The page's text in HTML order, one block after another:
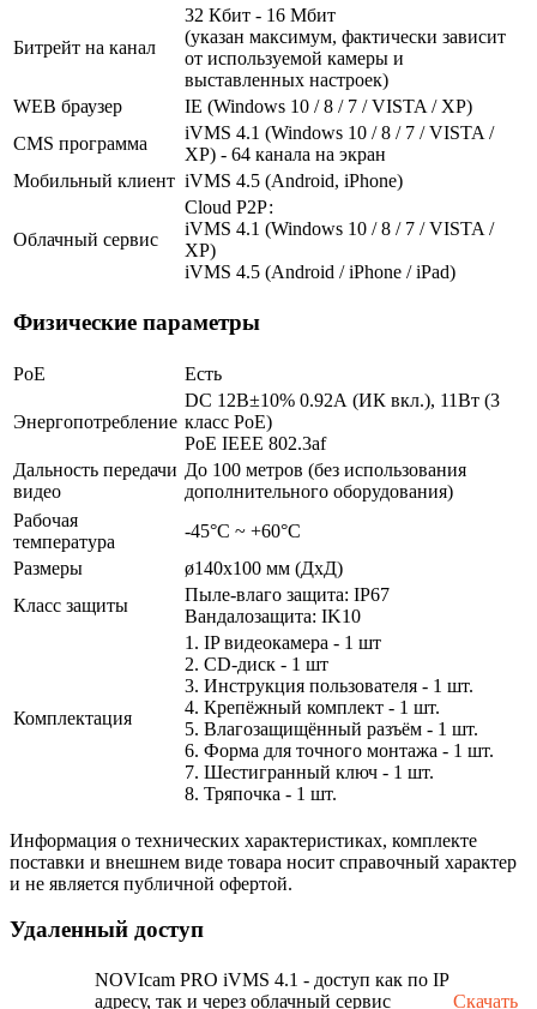
Битрейт на канал
32 Кбит - 16 Мбит
(указан максимум, фактически зависит
от используемой камеры и
выставленных настроек)
WEB браузер
IE (Windows 10 / 8 / 7 / VISTA / XP)
CMS программа
iVMS 4.1 (Windows 10 / 8 / 7 / VISTA /
XP) - 64 канала на экран
Мобильный клиент iVMS 4.5 (Android, iPhone)
Облачный сервис
Cloud Р2Р:
iVMS 4.1 (Windows 10 / 8 / 7 / VISTA /
XP)
iVMS 4.5 (Android / iPhone / iPad)
Физические параметры
PoE Есть
Энергопотребление
DC 12В±10% 0.92А (ИК вкл.), 11Вт (3
класс PoE)
PoE IEEE 802.3af
Дальность передачи
видео
До 100 метров (без использования
дополнительного оборудования)
Рабочая
температура
-45°С ~ +60°С
Размеры
ø140х100 мм (ДхД)
Класс защиты
Пыле-влаго защита: IP67
Вандалозащита: IK10
Комплектация
1. IP видеокамера - 1 шт
2. СD-диск - 1 шт
3. Инструкция пользователя - 1 шт.
4. Крепёжный комплект - 1 шт.
5. Влагозащищённый разъём - 1 шт.
6. Форма для точного монтажа - 1 шт.
7. Шестигранный ключ - 1 шт.
8. Тряпочка - 1 шт.
Информация о технических характеристиках, комплекте
поставки и внешнем виде товара носит справочный характер
и не является публичной офертой.
Удаленный доступ
NOVIcam PRO iVMS 4.1 - доступ как по IP
адресу, так и через облачный сервис
Скачать